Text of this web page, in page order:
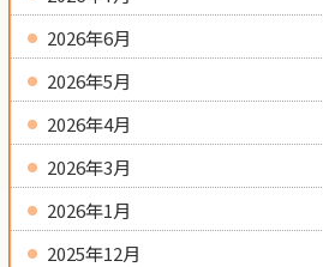
2026年6月
2026年5月
2026年4月
2026年3月
2026年1月
2025年12月